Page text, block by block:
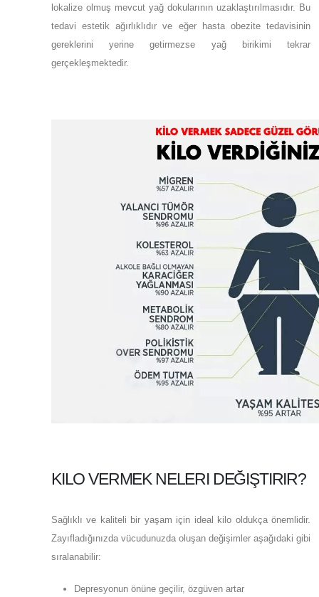
lokalize olmuş mevcut yağ dokularının uzaklaştırılmasıdır. Bu
tedavi estetik ağırlıklıdır ve eğer hasta obezite tedavisinin
gereklerini yerine getirmezse yağ birikimi tekrar
gerçekleşmektedir.
KILO VERMEK NELERI DEĞIŞTIRIR?
Sağlıklı ve kaliteli bir yaşam için ideal kilo oldukça önemlidir.
Zayıfladığınızda vücudunuzda oluşan değişimler aşağıdaki gibi
sıralanabilir:
Depresyonun önüne geçilir, özgüven artar